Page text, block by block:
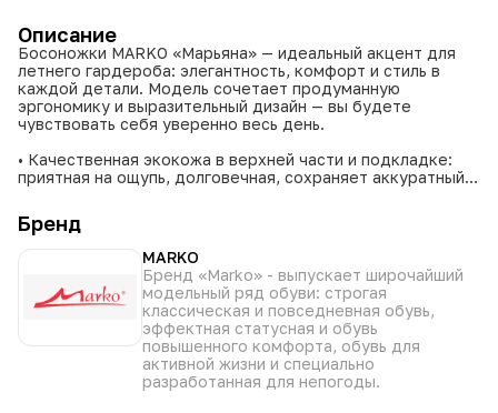
Описание
Босоножки MARKO «Марьяна» — идеальный акцент для
летнего гардероба: элегантность, комфорт и стиль в
каждой детали. Модель сочетает продуманную
эргономику и выразительный дизайн — вы будете
чувствовать себя уверенно весь день.
• Качественная экокожа в верхней части и подкладке:
приятная на ощупь, долговечная, сохраняет аккуратный
• Комфортная стелька с амортизацией: снижает нагрузку
на стопу и делает шаги лёгкими.
• Регулируемая застёжка: позволяет точно подогнать
посадку под особенности стопы.
• Стандартная полнота (7): подходит большинству
женщин, не сдавливает и не натирает.
• Яркие цвета (белый, красный): легко вписываются в
летние образы — от повседневных до нарядных.
Практичность, стильный силуэт и доступная цена делают
босоножки «Марьяна» удачным выбором для тёплого
Бренд
MARKO
Бренд «Marko» - выпускает широчайший
модельный ряд обуви: строгая
классическая и повседневная обувь,
эффектная статусная и обувь
повышенного комфорта, обувь для
активной жизни и специально
разработанная для непогоды.